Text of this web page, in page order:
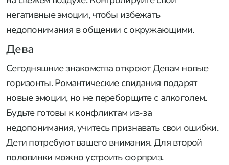
негативные эмоции, чтобы избежать
недопонимания в общении с окружающими.
Дева
Сегодняшние знакомства откроют Девам новые
горизонты. Романтические свидания подарят
новые эмоции, но не переборщите с алкоголем.
Будьте готовы к конфликтам из-за
недопонимания, учитесь признавать свои ошибки.
Дети потребуют вашего внимания. Для второй
половинки можно устроить сюрприз.